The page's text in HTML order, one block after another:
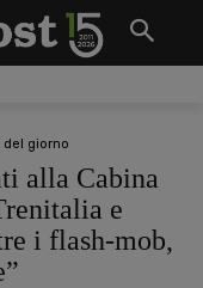
del giorno
alla Cabina
e
i flash-mob,